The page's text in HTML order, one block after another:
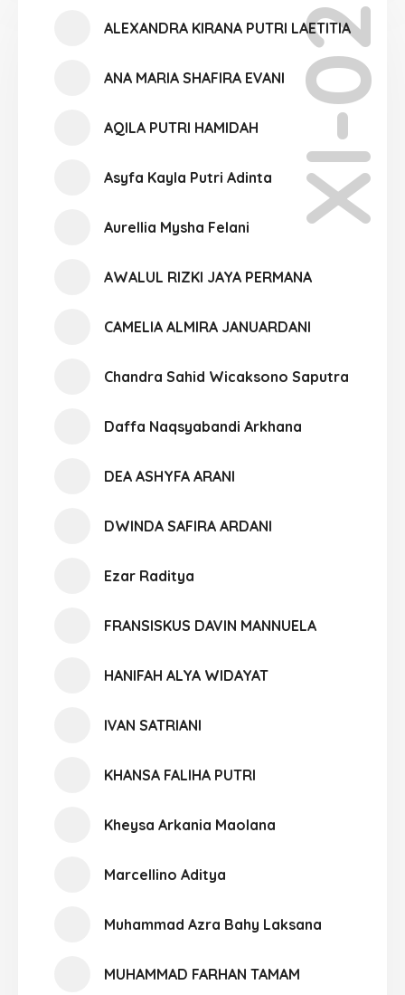
XI-02
ALEXANDRA KIRANA PUTRI LAETITIA
ANA MARIA SHAFIRA EVANI
AQILA PUTRI HAMIDAH
Asyfa Kayla Putri Adinta
Aurellia Mysha Felani
AWALUL RIZKI JAYA PERMANA
CAMELIA ALMIRA JANUARDANI
Chandra Sahid Wicaksono Saputra
Daffa Naqsyabandi Arkhana
DEA ASHYFA ARANI
DWINDA SAFIRA ARDANI
Ezar Raditya
FRANSISKUS DAVIN MANNUELA
HANIFAH ALYA WIDAYAT
IVAN SATRIANI
KHANSA FALIHA PUTRI
Kheysa Arkania Maolana
Marcellino Aditya
Muhammad Azra Bahy Laksana
MUHAMMAD FARHAN TAMAM